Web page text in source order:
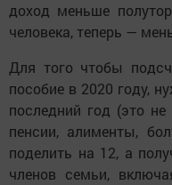
доход меньше
человека, теперь —
Для того чтобы
пособие в 2020 году,
последний год (это
пенсии, алименты,
поделить на 12, а
членов семьи,